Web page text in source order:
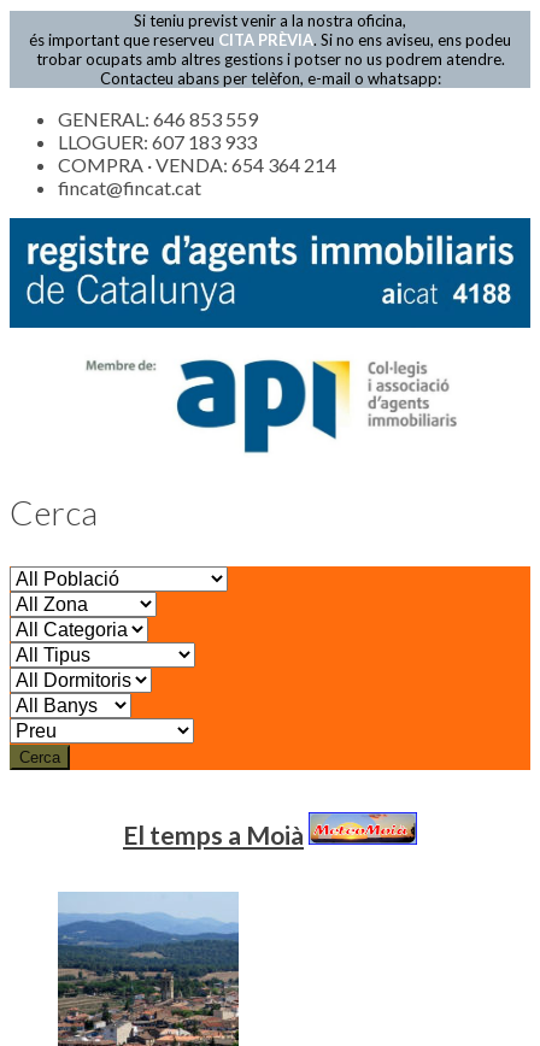
Si teniu previst venir a la nostra oficina,
és important que reserveu CITA PRÈVIA. Si no ens aviseu, ens podeu
trobar ocupats amb altres gestions i potser no us podrem atendre.
Contacteu abans per telèfon, e-mail o whatsapp:
GENERAL: 646 853 559
LLOGUER: 607 183 933
COMPRA · VENDA: 654 364 214
fincat@fincat.cat
Cerca
Cerca
El temps a Moià